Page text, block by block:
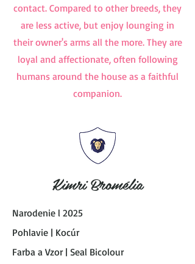
contact. Compared to other breeds, they
are less active, but enjoy lounging in
their owner's arms all the more. They are
loyal and affectionate, often following
humans around the house as a faithful
companion.
Kimri Bromélia
Narodenie l 2025
Pohlavie | Kocúr
Farba a Vzor | Seal Bicolour